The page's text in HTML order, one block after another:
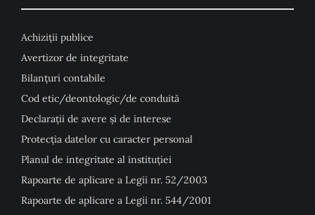
Achiziții publice
Avertizor de integritate
Bilanțuri contabile
Cod etic/deontologic/de conduită
Declarații de avere și de interese
Protecția datelor cu caracter personal
Planul de integritate al instituției
Rapoarte de aplicare a Legii nr. 52/2003
Rapoarte de aplicare a Legii nr. 544/2001